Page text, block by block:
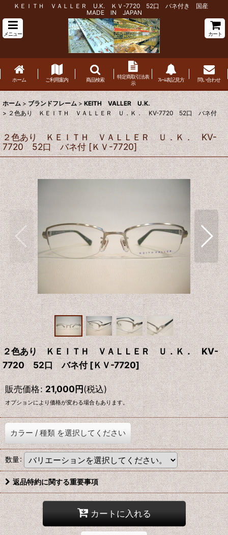
ＫＥＩＴＨ ＶＡＬＬＥＲ U.K. ＫＶ-7720 52口 バネ付き 国産
MADE IN JAPAN
メニュー カート
ホーム ご利用案内 商品検索
特定商取引法表
示
ﾌﾚｰﾑ表記見方 問い合わせ
ホーム > ブランドフレーム > KEITH VALLER U.K.
> ２色あり ＫＥＩＴＨ ＶＡＬＬＥＲ Ｕ．Ｋ． KV-7720 52口 バネ付
２色あり ＫＥＩＴＨ ＶＡＬＬＥＲ Ｕ．Ｋ． KV-
7720 52口 バネ付 [ＫＶ-7720]
２色あり ＫＥＩＴＨ ＶＡＬＬＥＲ Ｕ．Ｋ． KV-
7720 52口 バネ付 [ＫＶ-7720]
販売価格: 21,000円(税込)
オプションにより価格が変わる場合もあります。
カラー / 種類 を選択してください
数量:
返品特約に関する重要事項
カートに入れる